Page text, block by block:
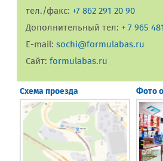
тел./факс: +7 862 291 20 90
Дополнительный тел: + 7 965
E-mail: sochi@formulabas.ru
Сайт: formulabas.ru
Схема проезда Фото